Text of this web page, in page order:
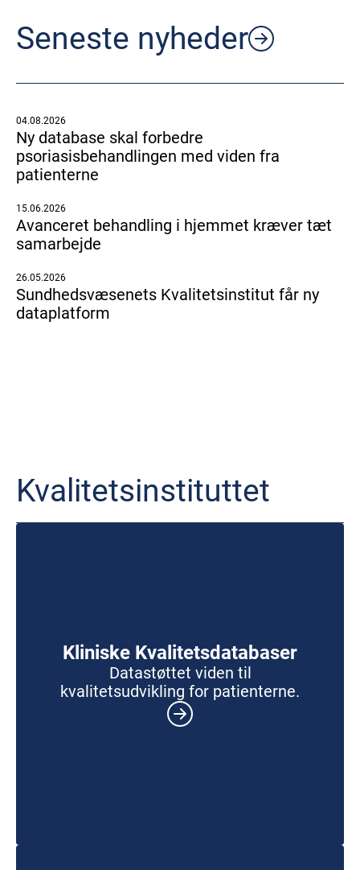
Seneste nyheder
04.08.2026
Ny database skal forbedre
psoriasisbehandlingen med viden fra
patienterne
15.06.2026
Avanceret behandling i hjemmet kræver tæt
samarbejde
26.05.2026
Sundhedsvæsenets Kvalitetsinstitut får ny
dataplatform
Kvalitetsinstituttet
Kliniske Kvalitetsdatabaser
Datastøttet viden til
kvalitetsudvikling for patienterne.